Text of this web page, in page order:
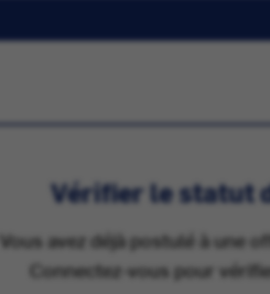
Vérifier le statut
Vous avez déjà postulé à une
Connectez-vous pour